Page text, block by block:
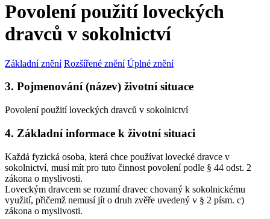
Povolení použití loveckých
dravců v sokolnictví
Základní znění Rozšířené znění Úplné znění
3. Pojmenování (název) životní situace
Povolení použití loveckých dravců v sokolnictví
4. Základní informace k životní situaci
Každá fyzická osoba, která chce používat lovecké dravce v
sokolnictví, musí mít pro tuto činnost povolení podle § 44 odst. 2
zákona o myslivosti.
Loveckým dravcem se rozumí dravec chovaný k sokolnickému
využití, přičemž nemusí jít o druh zvěře uvedený v § 2 písm. c)
zákona o myslivosti.